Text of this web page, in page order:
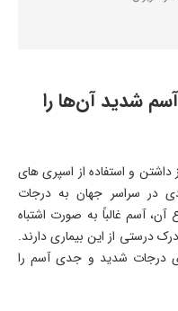
آسم شدید آن‌ها را
و استفاده از اسپری های
در سراسر جهان به درجات
آسم غالباً به صورت اشتباه
درستی از این بیماری دارند.
درجات شدید و جدی آسم را